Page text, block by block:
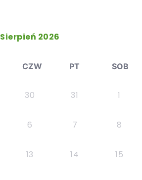
Sierpień 2026
CZW PT SOB
30 31 1
6 7 8
13 14 15